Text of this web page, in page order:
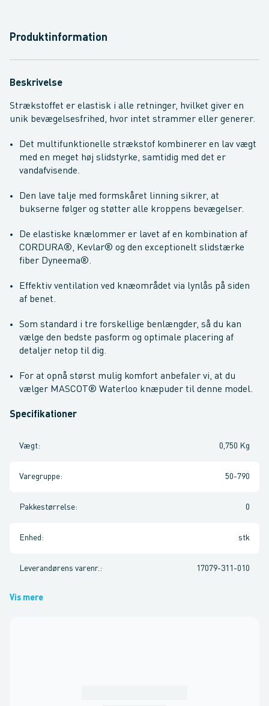
Produktinformation
Beskrivelse
Strækstoffet er elastisk i alle retninger, hvilket giver en
unik bevægelsesfrihed, hvor intet strammer eller generer.
Det multifunktionelle strækstof kombinerer en lav vægt
med en meget høj slidstyrke, samtidig med det er
vandafvisende.
Den lave talje med formskåret linning sikrer, at
bukserne følger og støtter alle kroppens bevægelser.
De elastiske knælommer er lavet af en kombination af
CORDURA®, Kevlar® og den exceptionelt slidstærke
fiber Dyneema®.
Effektiv ventilation ved knæområdet via lynlås på siden
af benet.
Som standard i tre forskellige benlængder, så du kan
vælge den bedste pasform og optimale placering af
detaljer netop til dig.
For at opnå størst mulig komfort anbefaler vi, at du
vælger MASCOT® Waterloo knæpuder til denne model.
Specifikationer
Vægt: 0,750 Kg
Varegruppe: 50-790
Pakkestørrelse: 0
Enhed : stk
Leverandørens varenr. : 17079-311-010
Vis mere